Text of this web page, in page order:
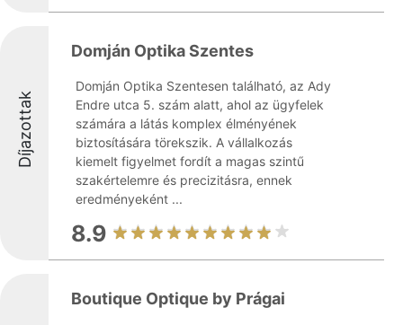
Díjazottak
Domján Optika Szentes
Domján Optika Szentesen található, az Ady
Endre utca 5. szám alatt, ahol az ügyfelek
számára a látás komplex élményének
biztosítására törekszik. A vállalkozás
kiemelt figyelmet fordít a magas szintű
szakértelemre és precizitásra, ennek
eredményeként ...
8.9
Boutique Optique by Prágai